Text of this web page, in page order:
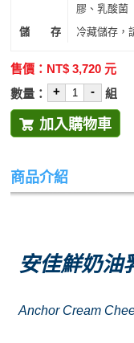
膠、乳酸菌
儲 存
冷藏儲存，
售價：NT$3,720 元
數量：
+ - 組
加入購物車
商品介紹
安佳鮮奶油
Anchor Cream